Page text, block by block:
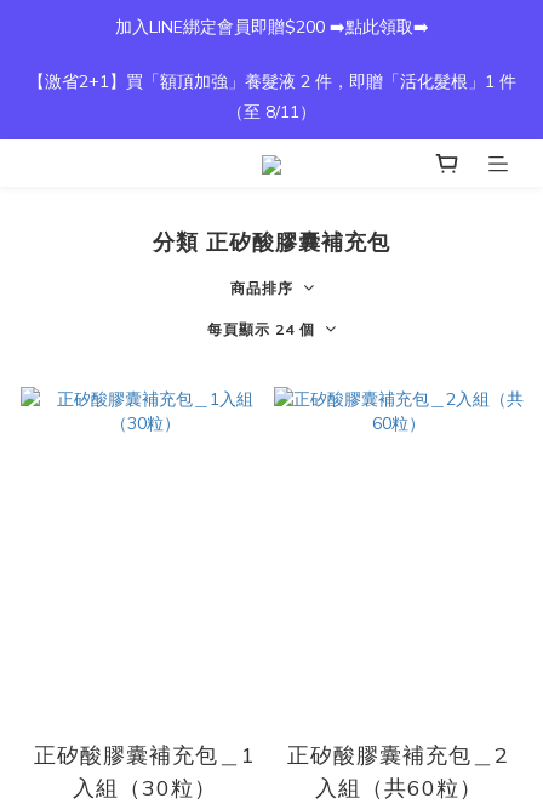
加入LINE綁定會員即贈$200 ➡️點此領取➡️
【激省2+1】買「額頂加強」養髮液 2 件，即贈「活化髮根」1 件
（至 8/11）
分類 正矽酸膠囊補充包
商品排序
每頁顯示 24 個
正矽酸膠囊補充包＿1
入組（30粒）
正矽酸膠囊補充包＿2
入組（共60粒）